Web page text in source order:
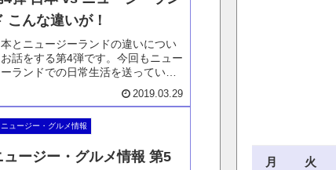
こんな違いが！
本とニュージーランドの違いについ
話をする第4弾です。今回もニュー
ランドでの日常生活を送っている
、あ～日本と違うよな～、のような
とが数々あります。そんな何気ない
す。今回も６つをピンナップ。お楽
お役に立ちましたら嬉しいです。
2019.03.29
ニュージー・グルメ情報
ュージー・グルメ情報 第5
月 火